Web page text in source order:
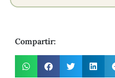
Compartir: